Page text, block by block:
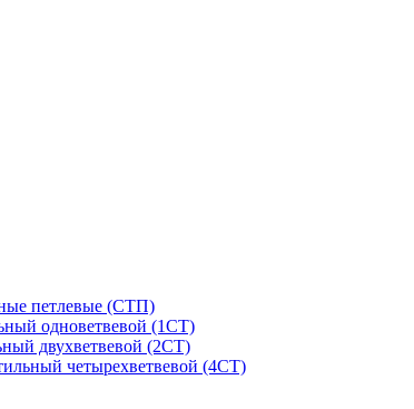
петлевые (СТП)
одноветвевой (1СТ)
двухветвевой (2СТ)
четырехветвевой (4СТ)